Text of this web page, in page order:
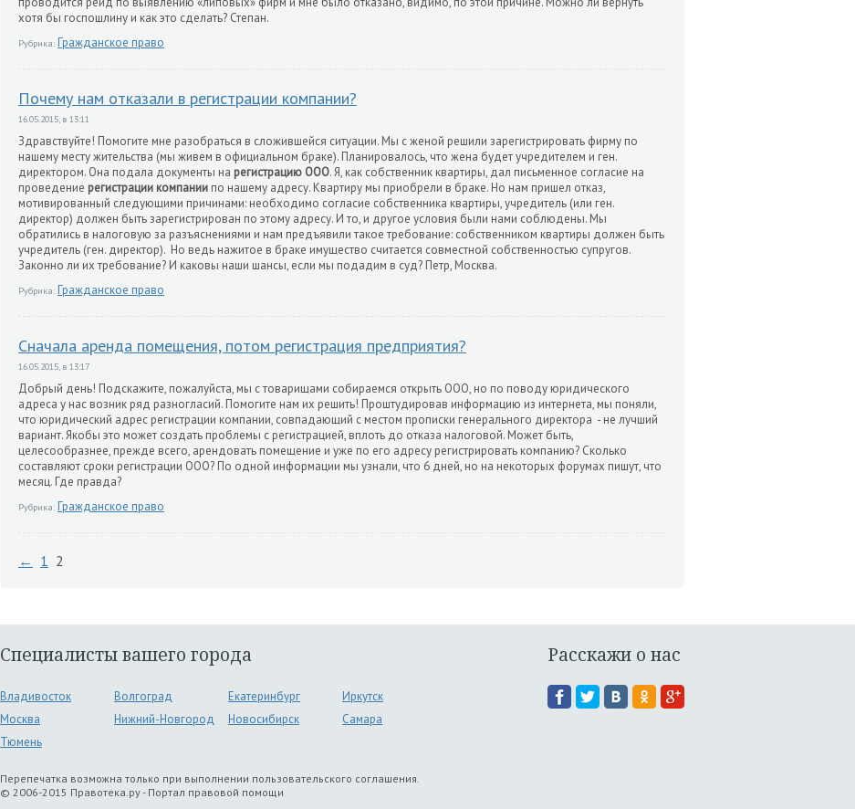
хотя бы госпошлину и как это сделать? Степан.
Рубрика: Гражданское право
Почему нам отказали в регистрации компании?
16.05.2015, в 13:11
Здравствуйте! Помогите мне разобраться в сложившейся ситуации. Мы с женой решили зарегистрировать фирму по
нашему месту жительства (мы живем в официальном браке). Планировалось, что жена будет учредителем и ген.
директором. Она подала документы на регистрацию ООО. Я, как собственник квартиры, дал письменное согласие на
проведение регистрации компании по нашему адресу. Квартиру мы приобрели в браке. Но нам пришел отказ,
мотивированный следующими причинами: необходимо согласие собственника квартиры, учредитель (или ген.
директор) должен быть зарегистрирован по этому адресу. И то, и другое условия были нами соблюдены. Мы
обратились в налоговую за разъяснениями и нам предъявили такое требование: собственником квартиры должен быть
учредитель (ген. директор). Но ведь нажитое в браке имущество считается совместной собственностью супругов.
Законно ли их требование? И каковы наши шансы, если мы подадим в суд? Петр, Москва.
Рубрика: Гражданское право
Сначала аренда помещения, потом регистрация предприятия?
16.05.2015, в 13:17
Добрый день! Подскажите, пожалуйста, мы с товарищами собираемся открыть ООО, но по поводу юридического
адреса у нас возник ряд разногласий. Помогите нам их решить! Проштудировав информацию из интернета, мы поняли,
что юридический адрес регистрации компании, совпадающий с местом прописки генерального директора - не лучший
вариант. Якобы это может создать проблемы с регистрацией, вплоть до отказа налоговой. Может быть,
целесообразнее, прежде всего, арендовать помещение и уже по его адресу регистрировать компанию? Сколько
составляют сроки регистрации ООО? По одной информации мы узнали, что 6 дней, но на некоторых форумах пишут, что
месяц. Где правда?
Рубрика: Гражданское право
← 1 2
Специалисты вашего города
Владивосток Волгоград Екатеринбург
Иркутск
Москва
Нижний-Новгород Новосибирск
Самара
Тюмень
Перепечатка возможна только при выполнении пользовательского соглашения.
© 2006-2015 Правотека.ру - Портал правовой помощи
Расскажи о нас